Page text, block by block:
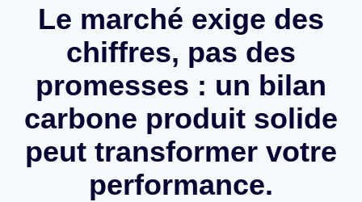
Le marché exige des
chiffres, pas des
promesses : un bilan
carbone produit solide
peut transformer votre
performance.